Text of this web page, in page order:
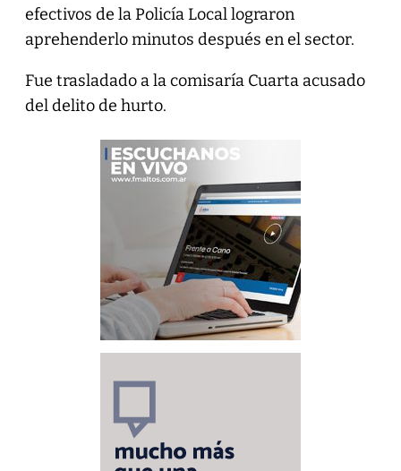
efectivos de la Policía Local lograron
aprehenderlo minutos después en el sector.
Fue trasladado a la comisaría Cuarta acusado
del delito de hurto.